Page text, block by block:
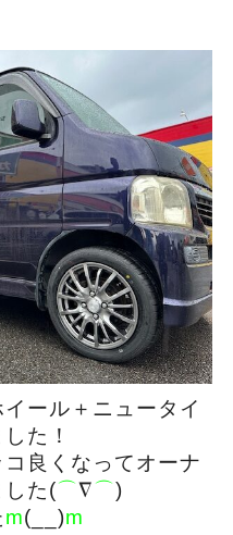
ール＋ニュータイ
た！
良くなってオーナ
した(⌒∇⌒)
m(__)m